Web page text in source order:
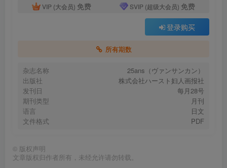
VIP (大会员) 免费 SVIP (超级大会员) 免费
登录购买
所有期数
杂志名称
25ans（ヴァンサンカン）
出版社
株式会社ハースト妇人画报社
发刊日
每月28号
期刊类型
月刊
语言
日文
文件格式
PDF
© 版权声明
文章版权归作者所有，未经允许请勿转载。